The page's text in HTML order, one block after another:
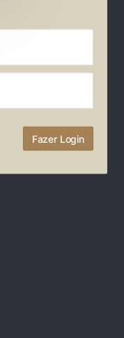
Fazer Login